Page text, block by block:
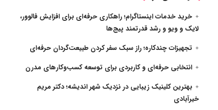
خرید خدمات اینستاگرام؛ راهکاری حرفه‌ای برای افزایش فالوور،
لایک و ویو و رشد قدرتمند پیج‌ها
تجهیزات چندکاره؛ راز سبک سفر کردن طبیعت‌گردان حرفه‌ای
انتخابی حرفه‌ای و کاربردی برای توسعه کسب‌وکارهای مدرن
بهترین کلینیک زیبایی در نزدیک شهر اندیشه؛ دکتر مریم
خیرآبادی